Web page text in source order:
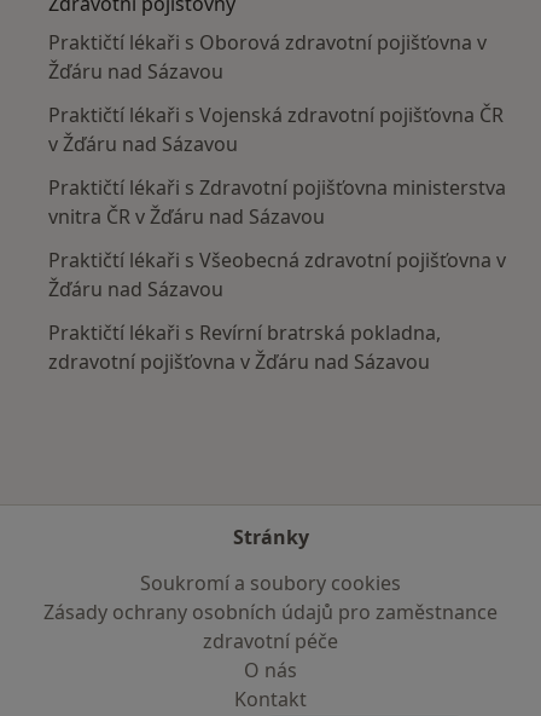
Praktičtí lékaři s Oborová zdravotní pojišťovna v
Žďáru nad Sázavou
Praktičtí lékaři s Vojenská zdravotní pojišťovna ČR
v Žďáru nad Sázavou
Praktičtí lékaři s Zdravotní pojišťovna ministerstva
vnitra ČR v Žďáru nad Sázavou
Praktičtí lékaři s Všeobecná zdravotní pojišťovna v
Žďáru nad Sázavou
Praktičtí lékaři s Revírní bratrská pokladna,
zdravotní pojišťovna v Žďáru nad Sázavou
Stránky
Soukromí a soubory cookies
Zásady ochrany osobních údajů pro zaměstnance
zdravotní péče
O nás
Kontakt